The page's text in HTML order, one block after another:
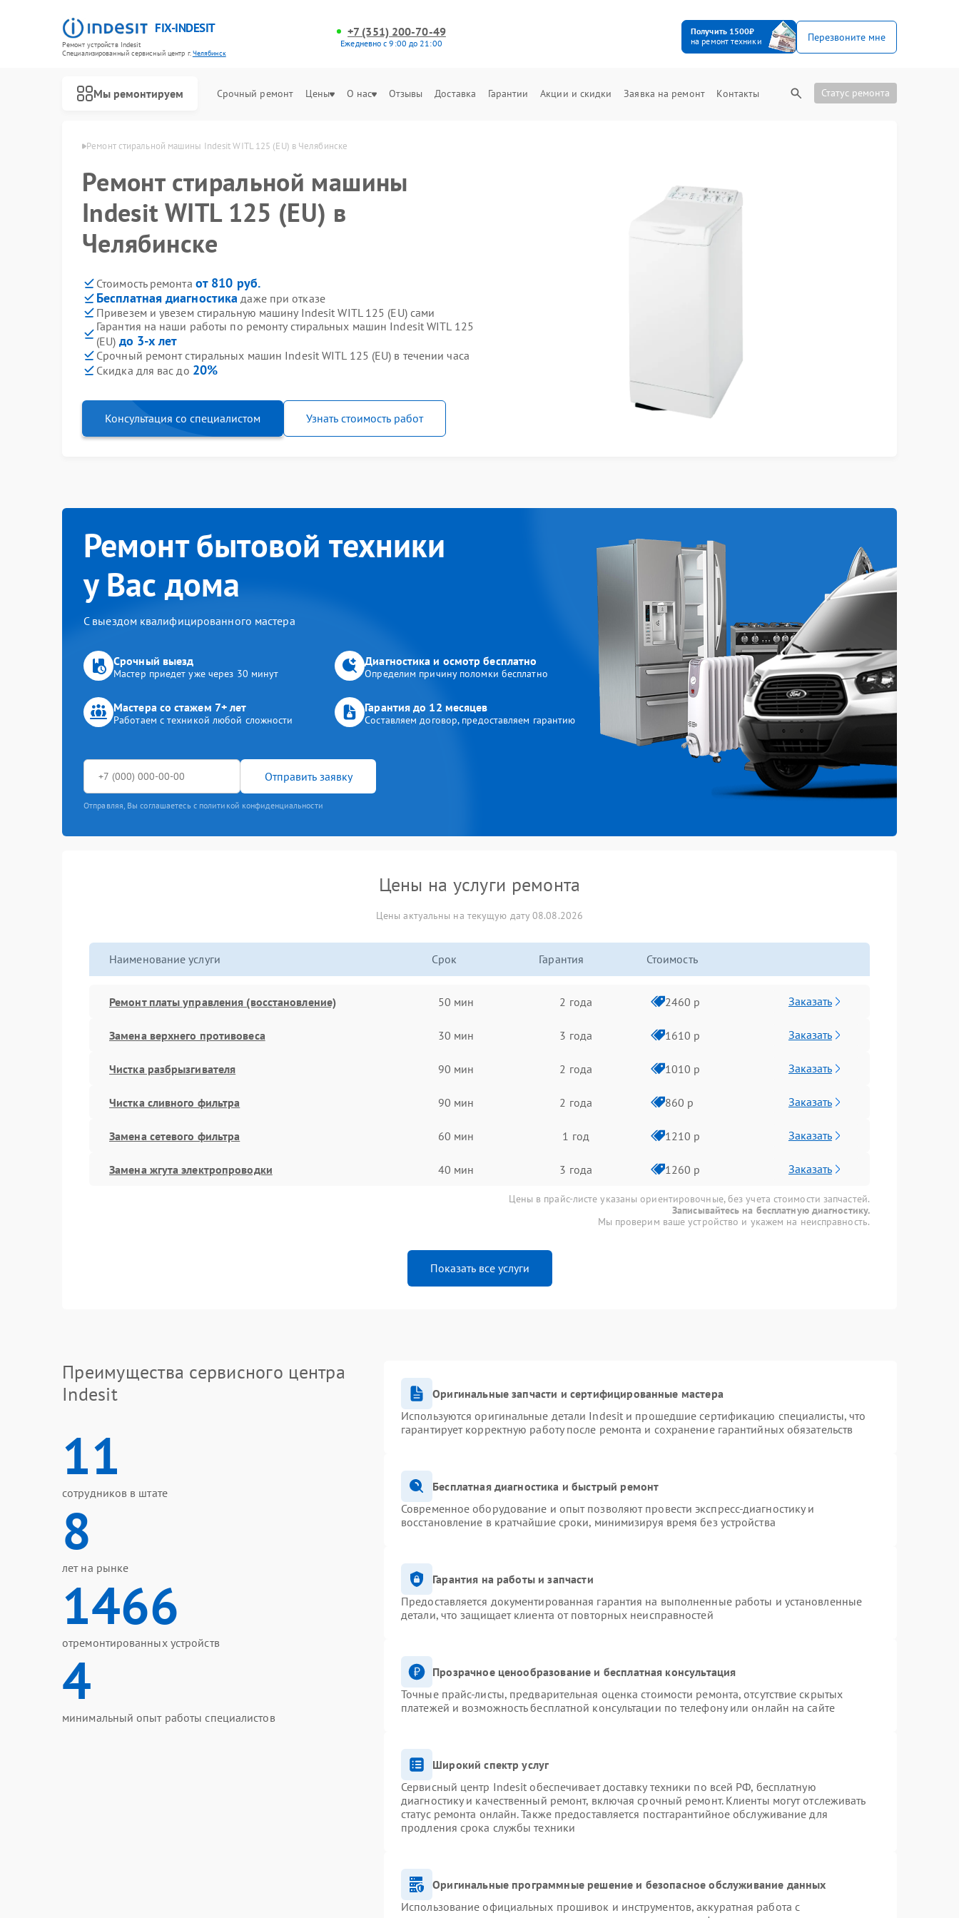
FIX-INDESIT
Ремонт устройств Indesit
Специализированный cервисный центр г.Челябинск
+7 (351) 200-70-49
Ежедневно с 9:00 до 21:00
Получить 1500₽
на ремонт техники
Перезвоните мне
Мы ремонтируем Срочный ремонт Цены О нас Отзывы Доставка Гарантии Акции и скидки Заявка на ремонт Контакты Статус ремонта
в Челябинске Ремонт стиральной машины Indesit WITL 125 (EU) в Челябинске
Ремонт стиральной машины
Indesit WITL 125 (EU) в
Челябинске
Стоимость ремонта от 810 руб.
Бесплатная диагностика даже при отказе
Привезем и увезем стиральную машину Indesit WITL 125 (EU) сами
Гарантия на наши работы по ремонту стиральных машин Indesit WITL 125
(EU) до 3-х лет
Срочный ремонт стиральных машин Indesit WITL 125 (EU) в течении часа
Скидка для вас до 20%
Консультация со специалистом Узнать стоимость работ
Ремонт бытовой техники
у Вас дома
С выездом квалифицированного мастера
Срочный выезд
Мастер приедет уже через 30 минут
Диагностика и осмотр бесплатно
Определим причину поломки бесплатно
Мастера со стажем 7+ лет
Работаем с техникой любой сложности
Гарантия до 12 месяцев
Составляем договор, предоставляем гарантию
Отправить заявку
Отправляя, Вы соглашаетесь с политикой конфиденциальности
Цены на услуги ремонта
Цены актуальны на текущую дату 08.08.2026
Наименование услуги Срок Гарантия Стоимость
Ремонт платы управления (восстановление) 50 мин 2 года 2460 р Заказать
Замена верхнего противовеса 30 мин 3 года 1610 р Заказать
Чистка разбрызгивателя 90 мин 2 года 1010 р Заказать
Чистка сливного фильтра 90 мин 2 года 860 р Заказать
Замена сетевого фильтра 60 мин 1 год 1210 р Заказать
Замена жгута электропроводки 40 мин 3 года 1260 р Заказать
Цены в прайс-листе указаны ориентировочные, без учета стоимости запчастей.
Записывайтесь на бесплатную диагностику.
Мы проверим ваше устройство и укажем на неисправность.
Показать все услуги
Преимущества сервисного центра
Indesit
11
сотрудников в штате
8
лет на рынке
1466
отремонтированных устройств
4
минимальный опыт работы специалистов
Оригинальные запчасти и сертифицированные мастера
Используются оригинальные детали Indesit и прошедшие сертификацию специалисты, что
гарантирует корректную работу после ремонта и сохранение гарантийных обязательств
Бесплатная диагностика и быстрый ремонт
Современное оборудование и опыт позволяют провести экспресс-диагностику и
восстановление в кратчайшие сроки, минимизируя время без устройства
Гарантия на работы и запчасти
Предоставляется документированная гарантия на выполненные работы и установленные
детали, что защищает клиента от повторных неисправностей
Прозрачное ценообразование и бесплатная консультация
Точные прайс-листы, предварительная оценка стоимости ремонта, отсутствие скрытых
платежей и возможность бесплатной консультации по телефону или онлайн на сайте
Широкий спектр услуг
Сервисный центр Indesit обеспечивает доставку техники по всей РФ, бесплатную
диагностику и качественный ремонт, включая срочный ремонт. Клиенты могут отслеживать
статус ремонта онлайн. Также предоставляется постгарантийное обслуживание для
продления срока службы техники
Оригинальные программные решение и безопасное обслуживание данных
Использование официальных прошивок и инструментов, аккуратная работа с